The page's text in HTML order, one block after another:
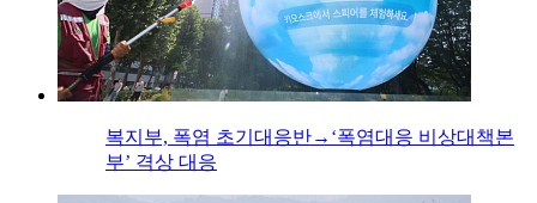
복지부, 폭염 초기대응반→‘폭염대응 비상대책본
부’ 격상 대응